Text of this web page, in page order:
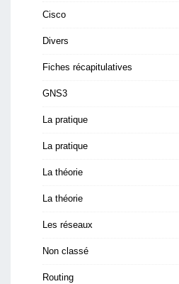
Cisco
Divers
Fiches récapitulatives
GNS3
La pratique
La pratique
La théorie
La théorie
Les réseaux
Non classé
Routing